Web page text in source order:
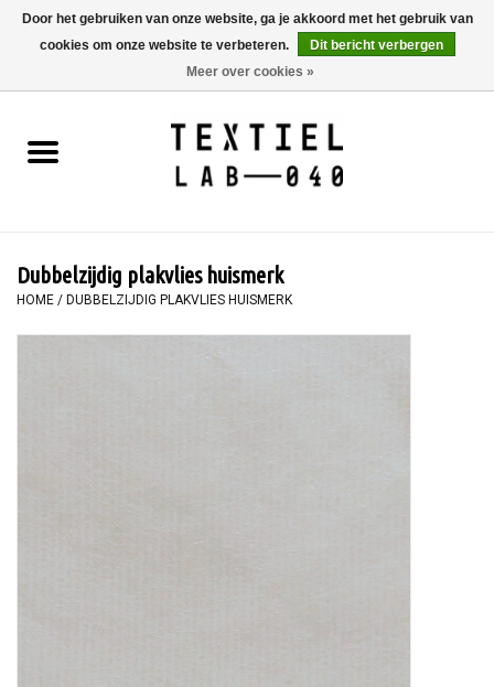
0 Artikelen - €0,00
BOEKEN
SCHILDEREN
Dubbelzijdig plakvlies huismerk
HOME / DUBBELZIJDIG PLAKVLIES HUISMERK
Door het gebruiken van onze website, ga je akkoord met het gebruik van
cookies om onze website te verbeteren.
Dit bericht verbergen
Meer over cookies »